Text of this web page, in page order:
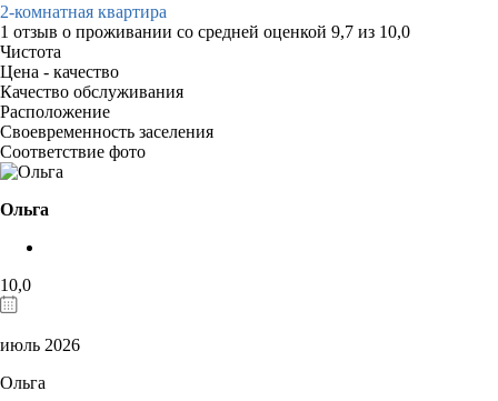
2-комнатная квартира
1 отзыв о проживании со средней оценкой 9,7 из 10,0
Чистота
Цена - качество
Качество обслуживания
Расположение
Своевременность заселения
Соответствие фото
Ольга
10,0
июль 2026
Ольга